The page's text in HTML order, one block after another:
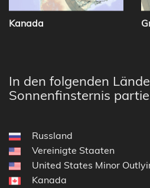
Kanada
In den folgenden
Sonnenfinsternis
Russland
Vereinigte Staaten
United States Minor
Kanada